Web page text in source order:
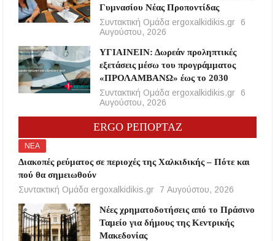
Γυμνασίου Νέας Προποντίδας
Συντακτική Ομάδα ergoxalkidikis.gr
6
Αυγούστου, 2026
ΥΓΙΑΙΝΕΙΝ: Δωρεάν προληπτικές
εξετάσεις μέσω του προγράμματος
«ΠΡΟΛΑΜΒΑΝΩ» έως το 2030
Συντακτική Ομάδα ergoxalkidikis.gr
6
Αυγούστου, 2026
ERGO ΡΕΠΟΡΤΑΖ
ΝΕΑ
Διακοπές ρεύματος σε περιοχές της Χαλκιδικής – Πότε και
πού θα σημειωθούν
Συντακτική Ομάδα ergoxalkidikis.gr
7 Αυγούστου, 2026
Νέες χρηματοδοτήσεις από το Πράσινο
Ταμείο για δήμους της Κεντρικής
Μακεδονίας